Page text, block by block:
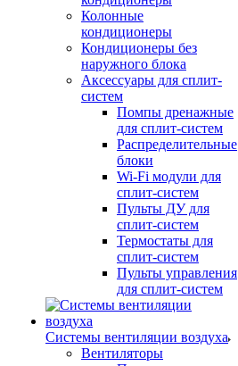
Колонные
кондиционеры
Кондиционеры без
наружного блока
Аксессуары для сплит-
систем
Помпы дренажные
для сплит-систем
Распределительные
блоки
Wi-Fi модули для
сплит-систем
Пульты ДУ для
сплит-систем
Термостаты для
сплит-систем
Пульты управления
для сплит-систем
Системы вентиляции воздуха
Вентиляторы